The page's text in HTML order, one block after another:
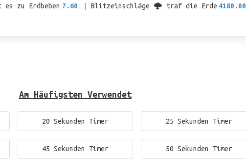
es zu Erdbeben 7.60 Blitzeinschläge 🌩 traf die Erde 4180.00
Am Häufigsten Verwendet
20 Sekunden Timer 25 Sekunden Timer
45 Sekunden Timer 50 Sekunden Timer